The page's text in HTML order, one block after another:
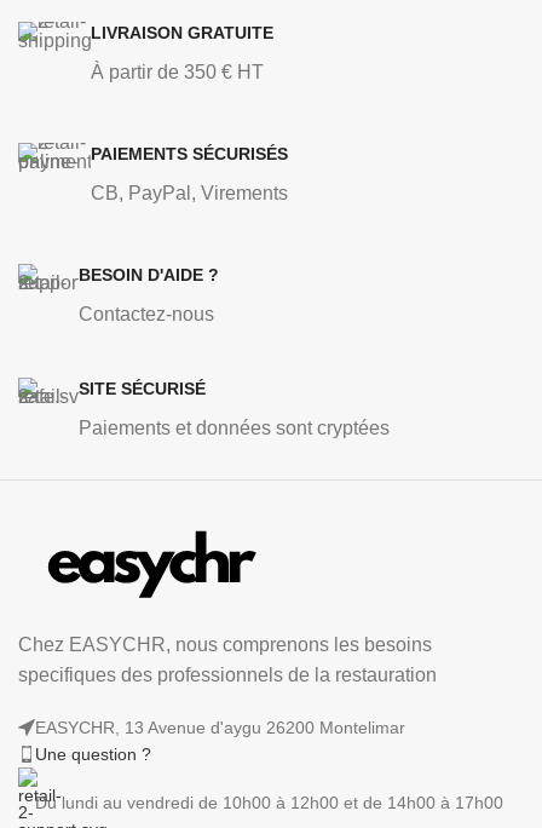
LIVRAISON GRATUITE
À partir de 350 € HT
PAIEMENTS SÉCURISÉS
CB, PayPal, Virements
BESOIN D'AIDE ?
Contactez-nous
SITE SÉCURISÉ
Paiements et données sont cryptées
Chez EASYCHR, nous comprenons les besoins
specifiques des professionnels de la restauration
EASYCHR, 13 Avenue d'aygu 26200 Montelimar
Une question ?
Du lundi au vendredi de 10h00 à 12h00 et de 14h00 à 17h00